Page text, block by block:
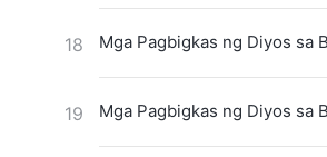
18 Mga Pagbigkas ng Diyos sa
19 Mga Pagbigkas ng Diyos sa